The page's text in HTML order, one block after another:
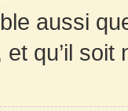
aussi
et qu’il